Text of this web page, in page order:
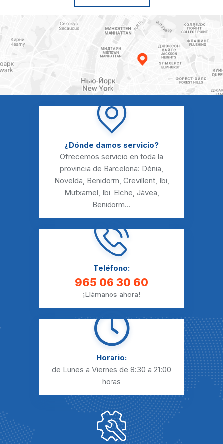
¿Dónde damos servicio?
Ofrecemos servicio en toda la
provincia de Barcelona: Dénia,
Novelda, Benidorm, Crevillent, Ibi,
Mutxamel, Ibi, Elche, Jávea,
Benidorm...
Teléfono:
965 06 30 60
¡Llámanos ahora!
Horario:
de Lunes a Viernes de 8:30 a 21:00
horas